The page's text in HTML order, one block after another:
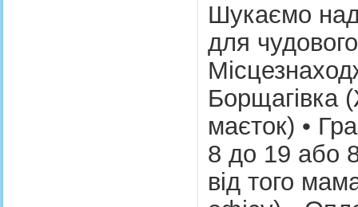
Шукаємо
для
Борщагівка
маєток) •
8 до 19 або
від того